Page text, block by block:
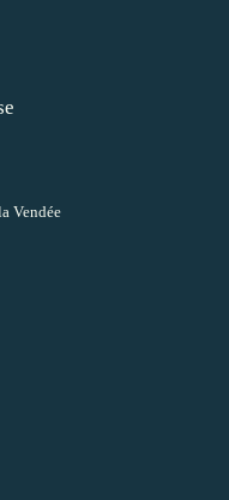
Vendée